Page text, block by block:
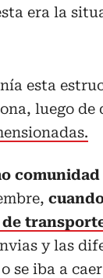
era la
esta
luego de
y las
se iba a